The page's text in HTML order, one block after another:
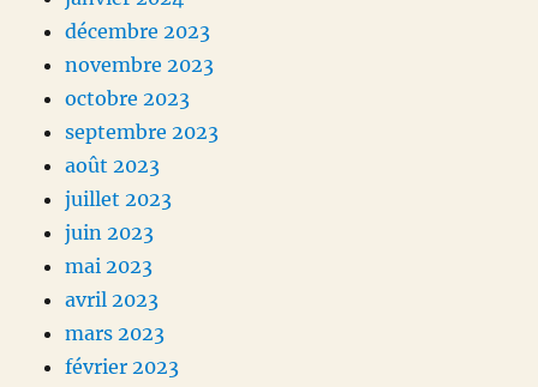
décembre 2023
novembre 2023
octobre 2023
septembre 2023
août 2023
juillet 2023
juin 2023
mai 2023
avril 2023
mars 2023
février 2023